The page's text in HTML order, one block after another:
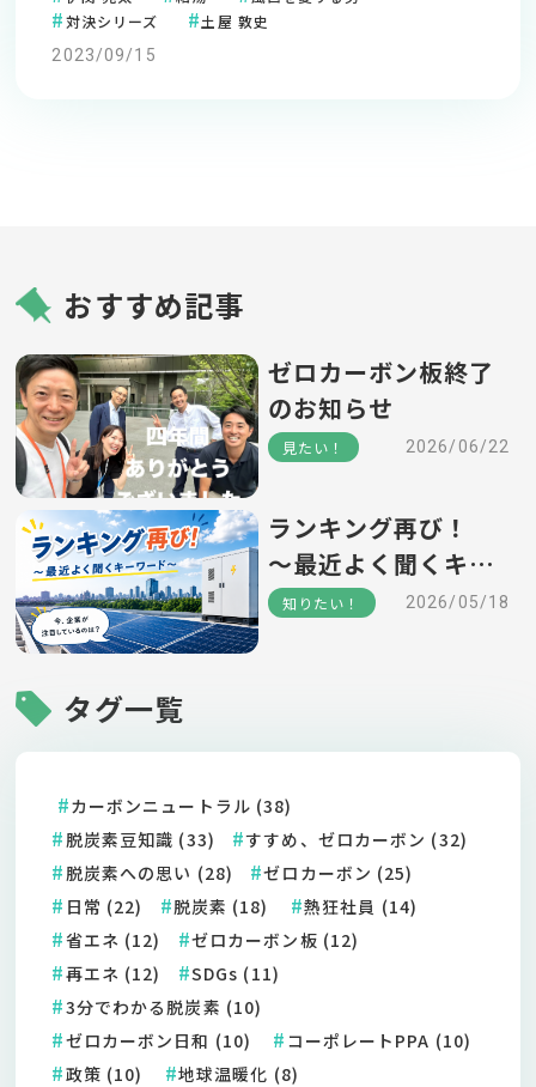
対決シリーズ
土屋 敦史
2023/09/15
おすすめ記事
ゼロカーボン板終了
のお知らせ
見たい！ 2026/06/22
ランキング再び！
～最近よく聞くキー
ワード～
知りたい！ 2026/05/18
タグ一覧
カーボンニュートラル (38)
脱炭素豆知識 (33)
すすめ、ゼロカーボン (32)
脱炭素への思い (28)
ゼロカーボン (25)
日常 (22)
脱炭素 (18)
熱狂社員 (14)
省エネ (12)
ゼロカーボン板 (12)
再エネ (12)
SDGs (11)
3分でわかる脱炭素 (10)
ゼロカーボン日和 (10)
コーポレートPPA (10)
政策 (10)
地球温暖化 (8)